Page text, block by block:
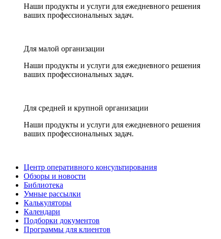
Наши продукты и услуги для ежедневного решения
ваших профессиональных задач.
Для малой организации
Наши продукты и услуги для ежедневного решения
ваших профессиональных задач.
Для средней и крупной организации
Наши продукты и услуги для ежедневного решения
ваших профессиональных задач.
Центр оперативного консультирования
Обзоры и новости
Библиотека
Умные рассылки
Калькуляторы
Календари
Подборки документов
Программы для клиентов